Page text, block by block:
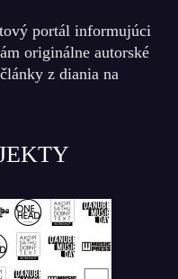
portál informujúci
originálne autorské
z diania na